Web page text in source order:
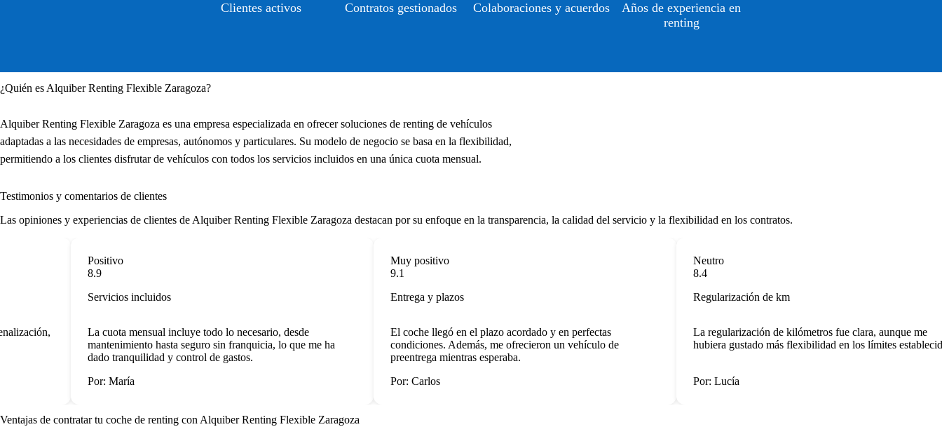
Clientes activos Contratos gestionados Colaboraciones y acuerdos
Años de experiencia en
renting
¿Quién es Alquiber Renting Flexible Zaragoza?
Alquiber Renting Flexible Zaragoza es una empresa especializada en ofrecer soluciones de renting de vehículos
adaptadas a las necesidades de empresas, autónomos y particulares. Su modelo de negocio se basa en la flexibilidad,
permitiendo a los clientes disfrutar de vehículos con todos los servicios incluidos en una única cuota mensual.
Testimonios y comentarios de clientes
Las opiniones y experiencias de clientes de Alquiber Renting Flexible Zaragoza destacan por su enfoque en la transparencia, la calidad del servicio y la flexibilidad en los contratos.
Positivo
8.9
Servicios incluidos
La cuota mensual incluye todo lo necesario, desde
mantenimiento hasta seguro sin franquicia, lo que me ha
dado tranquilidad y control de gastos.
Por: María
Muy positivo
9.1
Entrega y plazos
El coche llegó en el plazo acordado y en perfectas
condiciones. Además, me ofrecieron un vehículo de
preentrega mientras esperaba.
Por: Carlos
Neutro
8.4
Regularización de km
La regularización de kilómetros fue clara, aunque me
hubiera gustado más flexibilidad en los límites
Por: Lucía
Ventajas de contratar tu coche de renting con Alquiber Renting Flexible Zaragoza